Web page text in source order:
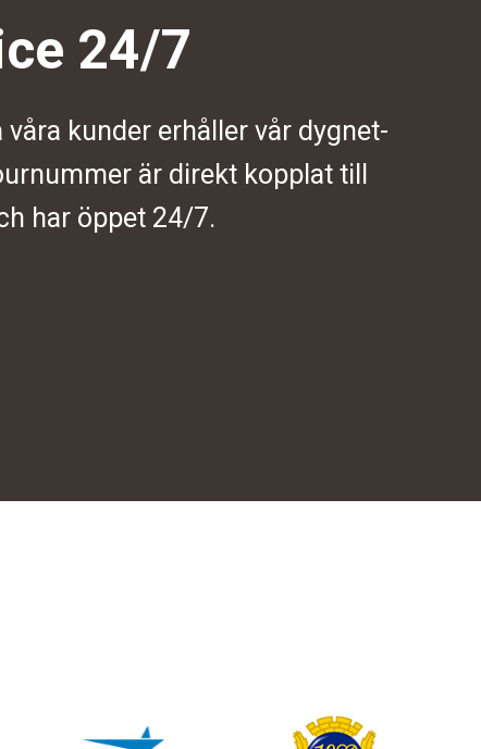
24/7
våra kunder erhåller vår dygnet-
är direkt kopplat till
har öppet 24/7.